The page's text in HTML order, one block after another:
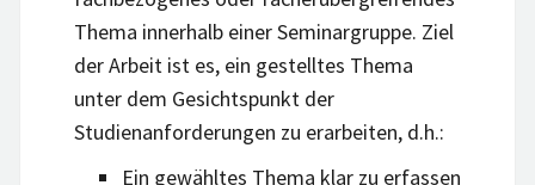
Thema innerhalb einer Seminargruppe. Ziel
der Arbeit ist es, ein gestelltes Thema
unter dem Gesichtspunkt der
Studienanforderungen zu erarbeiten, d.h.:
Ein gewähltes Thema klar zu erfassen